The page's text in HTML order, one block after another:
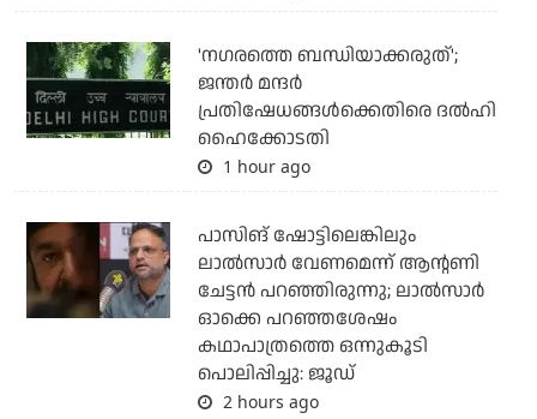
'നഗരത്തെ ബന്ധിയാക്കരുത്';
ജന്തര്‍ മന്ദര്‍
പ്രതിഷേധങ്ങള്‍ക്കെതിരെ ദല്‍ഹി
ഹൈക്കോടതി
1 hour ago
പാസിങ് ഷോട്ടിലെങ്കിലും
ലാല്‍സാര്‍ വേണമെന്ന് ആന്റണി
ചേട്ടന്‍ പറഞ്ഞിരുന്നു; ലാല്‍സാര്‍
ഓക്കെ പറഞ്ഞശേഷം
കഥാപാത്രത്തെ ഒന്നുകൂടി
പൊലിപ്പിച്ചു: ജൂഡ്
2 hours ago